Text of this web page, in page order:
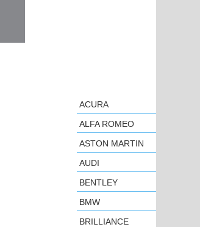
ACURA
ALFA ROMEO
ASTON MARTIN
AUDI
BENTLEY
BMW
BRILLIANCE